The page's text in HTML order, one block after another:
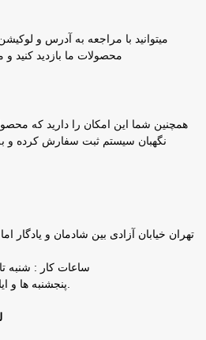
میتوانید با مراجعه به آدرس و
محصولات ما بازدید کنید و
همچنین شما این امکان را دارید که
نگهبان سیستم ثبت سفارش کرده
تهران خیابان آزادی بین شادمان و
پنجشنبه ها و ایام تعطیل شرکت تعطیل است.